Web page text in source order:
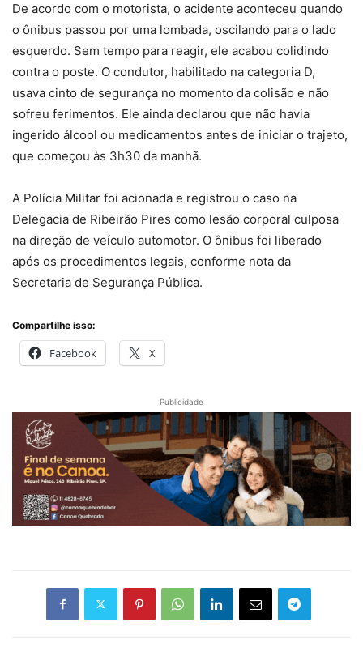
De acordo com o motorista, o acidente aconteceu quando
o ônibus passou por uma lombada, oscilando para o lado
esquerdo. Sem tempo para reagir, ele acabou colidindo
contra o poste. O condutor, habilitado na categoria D,
usava cinto de segurança no momento da colisão e não
sofreu ferimentos. Ele ainda declarou que não havia
ingerido álcool ou medicamentos antes de iniciar o trajeto,
que começou às 3h30 da manhã.
A Polícia Militar foi acionada e registrou o caso na
Delegacia de Ribeirão Pires como lesão corporal culposa
na direção de veículo automotor. O ônibus foi liberado
após os procedimentos legais, conforme nota da
Secretaria de Segurança Pública.
Compartilhe isso:
Facebook X
Publicidade